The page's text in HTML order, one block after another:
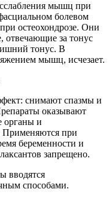
мышц при
болевом
остеохондрозе. Они
отвечающие за тонус
тонус. В
мышц, исчезает.
снимают спазмы и
оказывают
органы и
Применяются при
беременности и
запрещено.
вводятся
способами.